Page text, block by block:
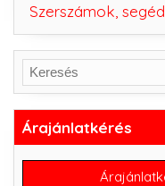
Szerszámok,
Árajánlatkérés